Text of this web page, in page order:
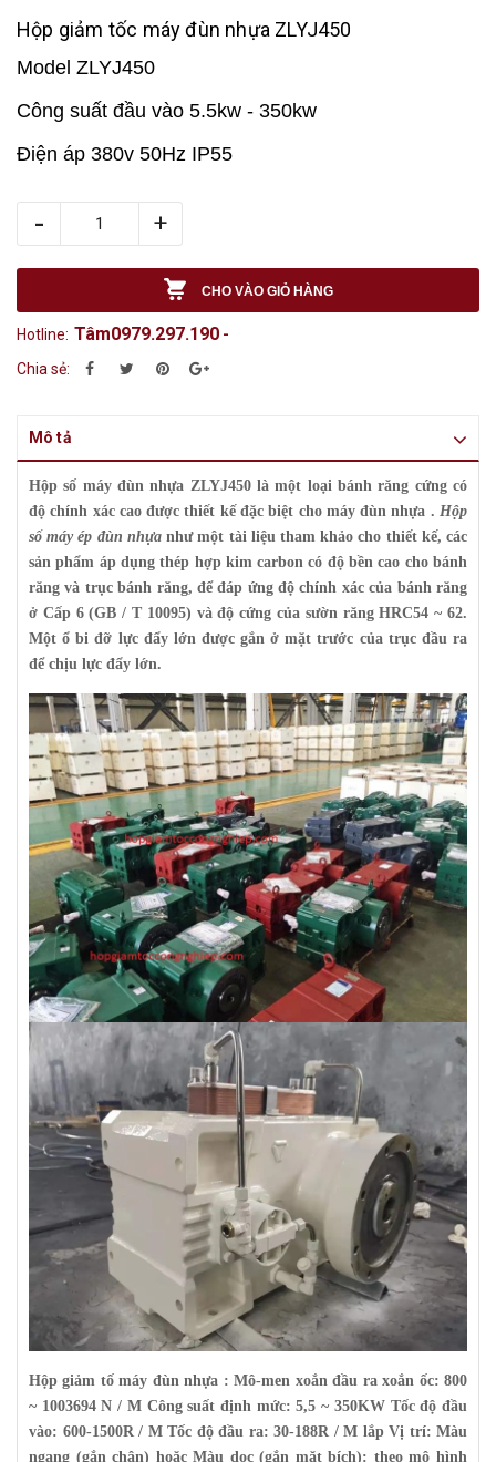
Hộp giảm tốc máy đùn nhựa ZLYJ450
Model ZLYJ450
Công suất đầu vào 5.5kw - 350kw
Điện áp 380v 50Hz IP55
- +
CHO VÀO GIỎ HÀNG
Hotline: Tâm0979.297.190 -
Chia sẻ:
Mô tả
Hộp số máy đùn nhựa ZLYJ450là một loại bánh răng cứng có
độ chính xác cao được thiết kế đặc biệt cho máy đùn nhựa . Hộp
số máy ép đùn nhựanhư một tài liệu tham khảo cho thiết kế, các
sản phẩm áp dụng thép hợp kim carbon có độ bền cao cho bánh
răng và trục bánh răng, để đáp ứng độ chính xác của bánh răng
ở Cấp 6 (GB / T 10095) và độ cứng của sườn răng HRC54 ~ 62.
Một ổ bi đỡ lực đẩy lớn được gắn ở mặt trước của trục đầu ra
để chịu lực đẩy lớn.
Hộp giảm tố máy đùn nhựa : Mô-men xoắn đầu ra xoắn ốc: 800
~ 1003694 N / M Công suất định mức: 5,5 ~ 350KW Tốc độ đầu
vào: 600-1500R / M Tốc độ đầu ra: 30-188R / M lắp Vị trí: Màu
ngang (gắn chân) hoặc Màu dọc (gắn mặt bích): theo mô hình